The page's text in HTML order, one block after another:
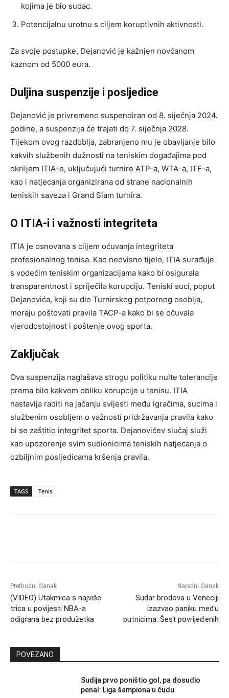
kojima je bio sudac.
Potencijalnu urotnu s ciljem koruptivnih aktivnosti.
Za svoje postupke, Dejanović je kažnjen novčanom
kaznom od 5000 eura.
Duljina suspenzije i posljedice
Dejanović je privremeno suspendiran od 8. siječnja 2024.
godine, a suspenzija će trajati do 7. siječnja 2028.
Tijekom ovog razdoblja, zabranjeno mu je obavljanje bilo
kakvih službenih dužnosti na teniskim događajima pod
okriljem ITIA-e, uključujući turnire ATP-a, WTA-a, ITF-a,
kao i natjecanja organizirana od strane nacionalnih
teniskih saveza i Grand Slam turnira.
O ITIA-i i važnosti integriteta
ITIA je osnovana s ciljem očuvanja integriteta
profesionalnog tenisa. Kao neovisno tijelo, ITIA surađuje
s vodećim teniskim organizacijama kako bi osigurala
transparentnost i spriječila korupciju. Teniski suci, poput
Dejanovića, koji su dio Turnirskog potpornog osoblja,
moraju poštovati pravila TACP-a kako bi se očuvala
vjerodostojnost i poštenje ovog sporta.
Zaključak
Ova suspenzija naglašava strogu politiku nulte tolerancije
prema bilo kakvom obliku korupcije u tenisu. ITIA
nastavlja raditi na jačanju svijesti među igračima, sucima i
službenim osobljem o važnosti pridržavanja pravila kako
bi se zaštitio integritet sporta. Dejanovićev slučaj služi
kao upozorenje svim sudionicima teniskih natjecanja o
ozbiljnim posljedicama kršenja pravila.
TAGS Tenis
Prethodni članak
(VIDEO) Utakmica s najviše
trica u povijesti NBA-a
odigrana bez produžetka
Naredni članak
Sudar brodova u Veneciji
izazvao paniku među
putnicima: Šest povrijeđenih
POVEZANO
Sudija prvo poništio gol, pa dosudio
penal: Liga šampiona u čudu